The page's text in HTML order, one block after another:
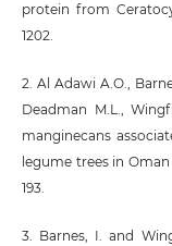
protein from
1202.
2. Al Adawi A.O.,
Deadman M.L.,
manginecans
legume trees in
193.
3. Barnes, I. and